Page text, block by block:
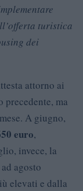
turistica
dei
attorno ai
precedente, ma
A giugno,
euro,
invece, la
agosto
elevati e dalla